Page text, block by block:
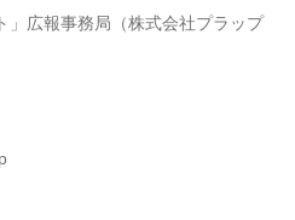
」広報事務局（株式会社プラップ